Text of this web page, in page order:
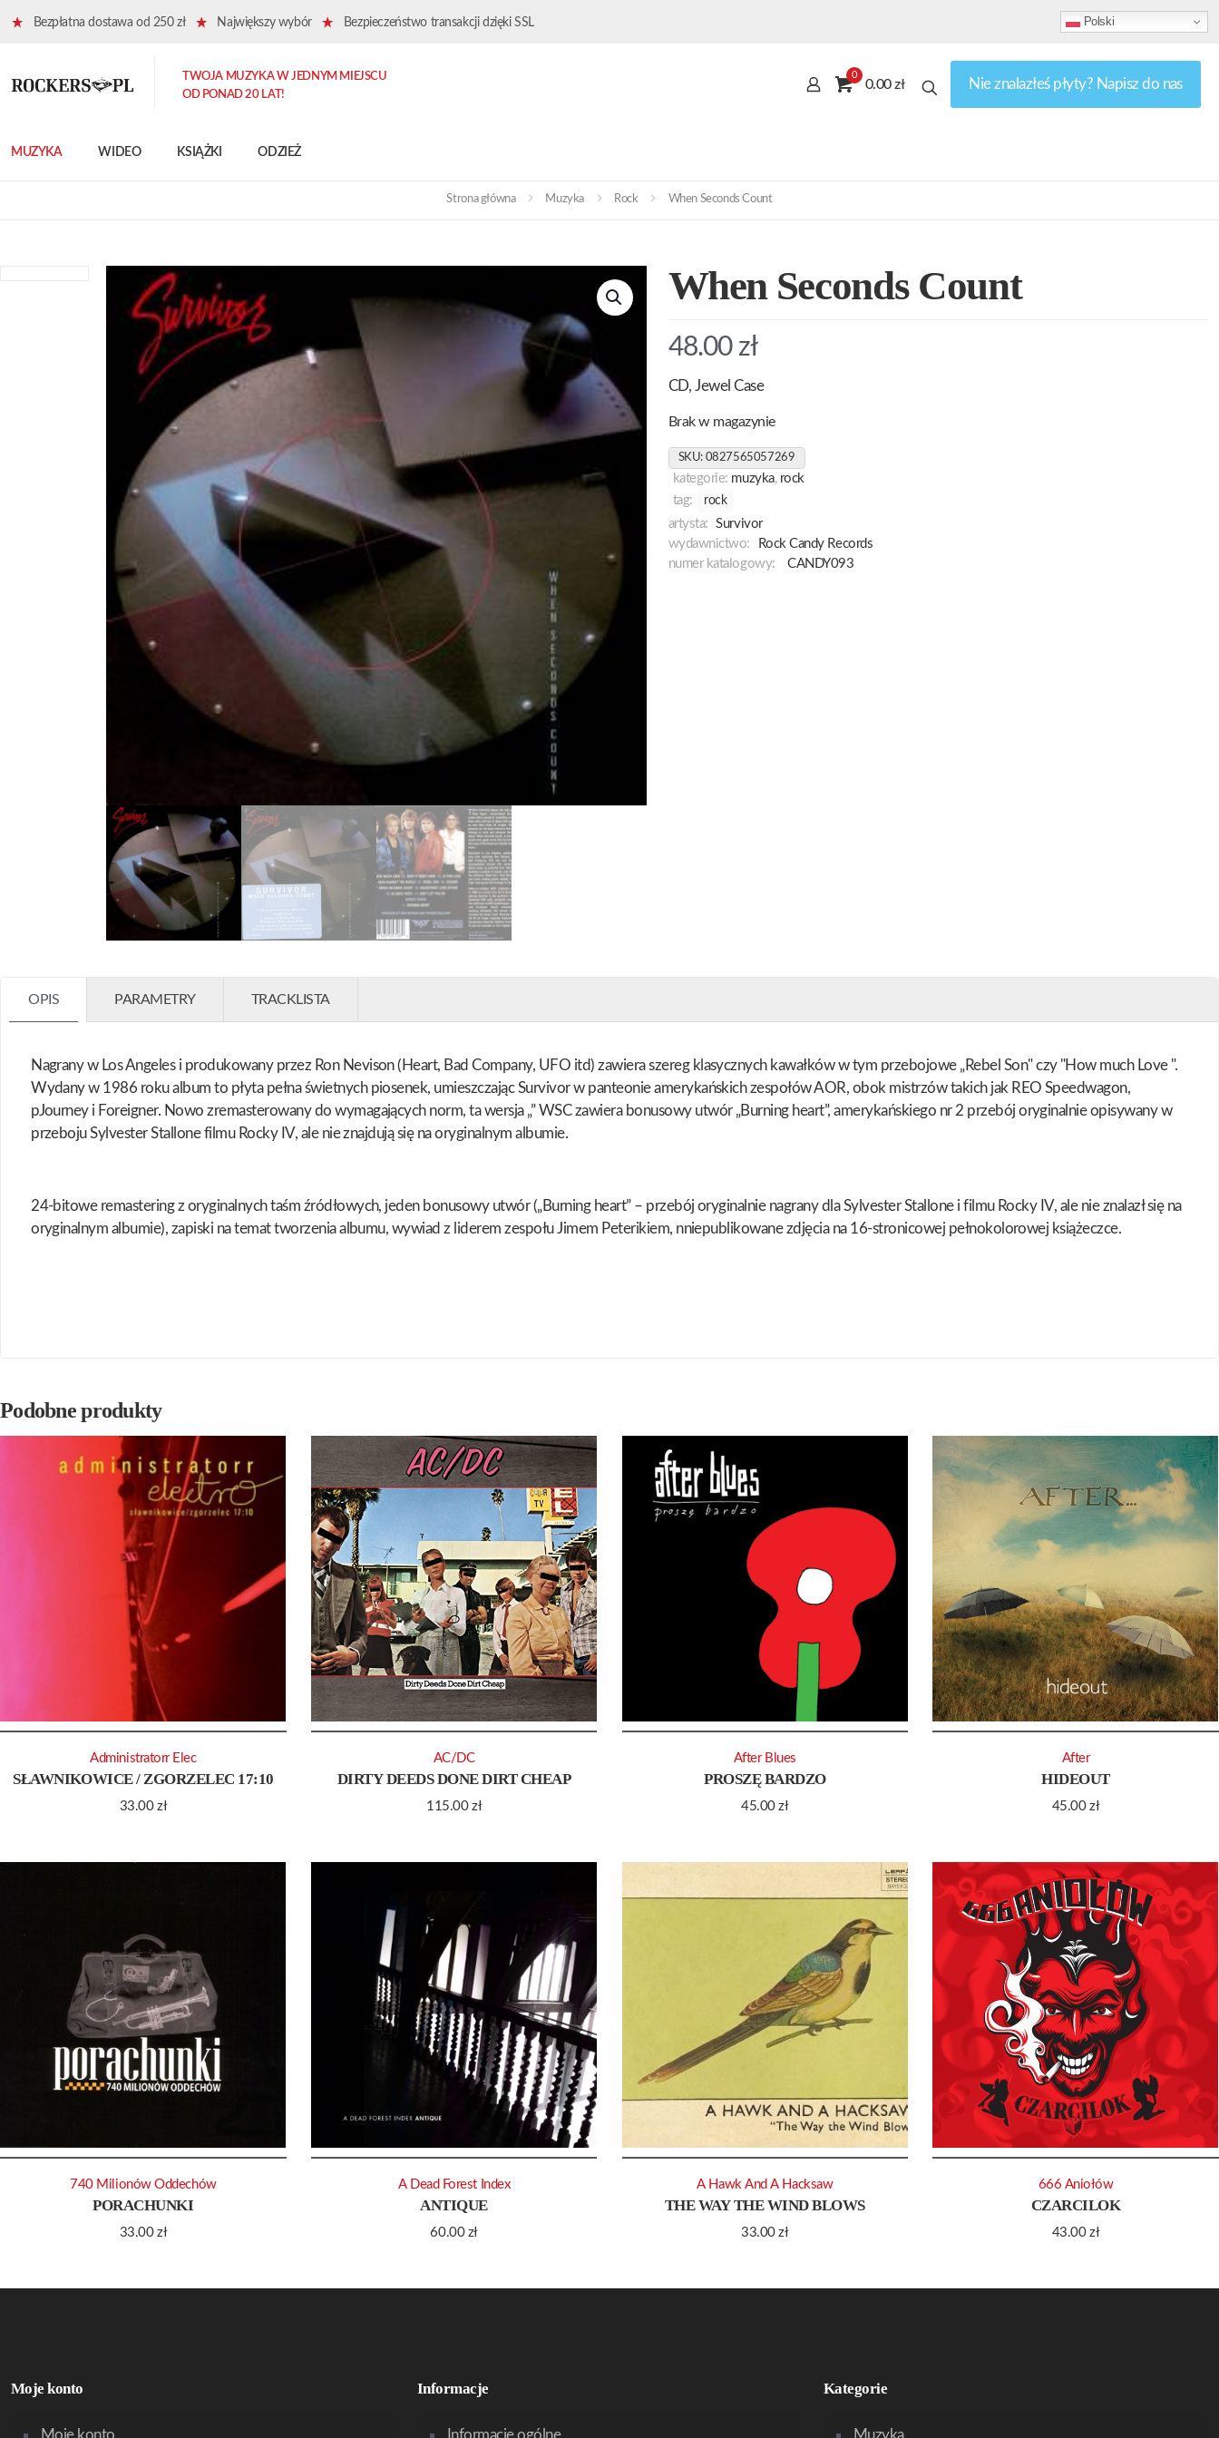
Bezpłatna dostawa od 250 zł Największy wybór Bezpieczeństwo transakcji dzięki SSL Polski
MUZYKA WIDEO KSIĄŻKI ODZIEŻ
TWOJA MUZYKA W JEDNYM MIEJSCU
OD PONAD 20 LAT!
0
0.00 zł Nie znalazłeś płyty? Napisz do nas
Strona główna Muzyka Rock When Seconds Count
When Seconds Count
48.00 zł
CD, Jewel Case
Brak w magazynie
SKU: 0827565057269
kategorie: muzyka, rock
tag:
rock
artysta:
Survivor
wydawnictwo:
Rock Candy Records
numer katalogowy:
CANDY093
OPIS PARAMETRY TRACKLISTA
Nagrany w Los Angeles i produkowany przez Ron Nevison (Heart, Bad Company, UFO itd) zawiera szereg klasycznych kawałków w tym przebojowe „Rebel Son" czy "How much Love ".
Wydany w 1986 roku album to płyta pełna świetnych piosenek, umieszczając Survivor w panteonie amerykańskich zespołów AOR, obok mistrzów takich jak REO Speedwagon,
pJourney i Foreigner. Nowo zremasterowany do wymagających norm, ta wersja „” WSC zawiera bonusowy utwór „Burning heart”, amerykańskiego nr 2 przebój oryginalnie opisywany w
przeboju Sylvester Stallone filmu Rocky IV, ale nie znajdują się na oryginalnym albumie.
24-bitowe remastering z oryginalnych taśm źródłowych, jeden bonusowy utwór („Burning heart” – przebój oryginalnie nagrany dla Sylvester Stallone i filmu Rocky IV, ale nie znalazł się na
oryginalnym albumie), zapiski na temat tworzenia albumu, wywiad z liderem zespołu Jimem Peterikiem, nniepublikowane zdjęcia na 16-stronicowej pełnokolorowej książeczce.
Podobne produkty
SŁAWNIKOWICE / ZGORZELEC 17:10
33.00zł
Administratorr Elec
DIRTY DEEDS DONE DIRT CHEAP
115.00 zł
AC/DC
PROSZĘ BARDZO
45.00zł
After Blues
HIDEOUT
45.00zł
After
PORACHUNKI
33.00zł
740 Milionów Oddechów
ANTIQUE
60.00 zł
A Dead Forest Index
THE WAY THE WIND BLOWS
33.00zł
A Hawk And A Hacksaw
CZARCILOK
43.00zł
666 Aniołów
Moje konto
Moje konto
Informacje
Informacje ogólne
Kategorie
Muzyka